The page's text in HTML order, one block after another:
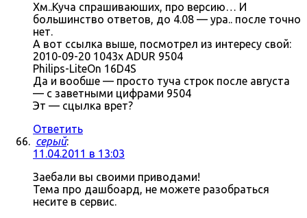
Хм..Куча спрашиваюших, про версию… И
большинство ответов, до 4.08 — ура.. после точно
нет.
А вот ссылка выше, посмотрел из интересу свой:
2010-09-20 1043x ADUR 9504
Philips-LiteOn 16D4S
Да и вообше — просто туча строк после августа
— с заветными цифрами 9504
Эт — сцылка врет?
Ответить
серый:
11.04.2011 в 13:03
Заебали вы своими приводами!
Тема про дашбоард, не можете разобраться
несите в сервис.